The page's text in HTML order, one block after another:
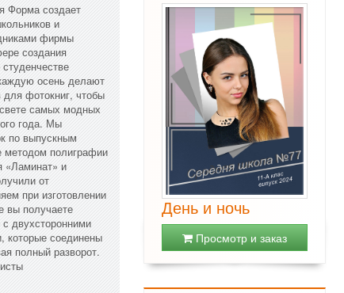
Форма создает
и
фирмы
создания
осень делают
фотокниг, чтобы
самых модных
года. Мы
по выпускным
методом полиграфии
«Ламинат» и
от
при изготовлении
вы получаете
двухсторонними
которые соединены
полный разворот.
День и ночь
Просмотр и заказ